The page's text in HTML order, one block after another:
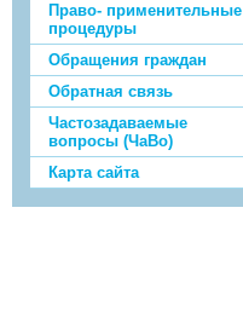
Право- применительные
процедуры
Обращения граждан
Обратная связь
Частозадаваемые
вопросы (ЧаВо)
Карта сайта